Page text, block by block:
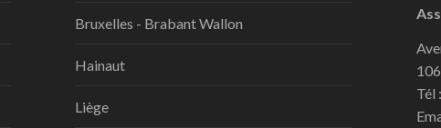
Bruxelles - Brabant Wallon
Hainaut
Liège
Tél